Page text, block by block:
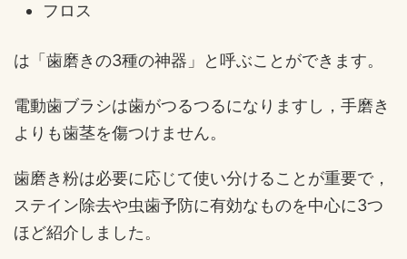
フロス
は「歯磨きの3種の神器」と呼ぶことができます。
電動歯ブラシは歯がつるつるになりますし，手磨き
よりも歯茎を傷つけません。
歯磨き粉は必要に応じて使い分けることが重要で，
ステイン除去や虫歯予防に有効なものを中心に3つ
ほど紹介しました。